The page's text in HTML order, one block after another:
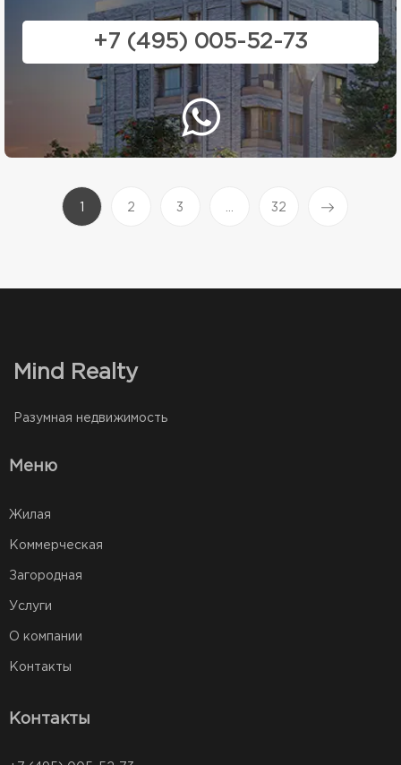
+7 (495) 005-52-73
(current)
2 3 32
Mind Realty
Разумная недвижимость
Меню
Жилая
Коммерческая
Загородная
Услуги
О компании
Контакты
Контакты